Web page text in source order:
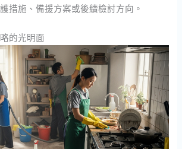
措施、備援方案或後續檢討方向。
的光明面